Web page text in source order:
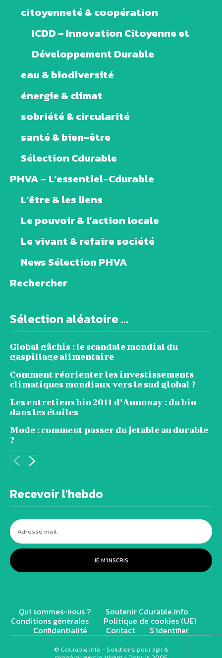
citoyenneté & coopération
ICDD – Innovation Citoyenne et
Développement Durable
eau & biodiversité
énergie & climat
sobriété & circularité
santé & bien-être
Sélection Cdurable
PHVA – L’essentiel-Cdurable
L’être & les liens
Le pouvoir & l’action locale
Le vivant & refaire société
News Sélection PHVA
Rechercher
Sélection aléatoire ...
Global gâchis : le scandale mondial du
gaspillage alimentaire
Comment réorienter les investissements
climatiques mondiaux vers le sud global ?
Les entretiens bio 2011 d’Annonay : du bio
dans les étoiles
Mode : comment passer du jetable au durable
?
Recevoir l'hebdo
JE M'INSCRIS
Qui sommes-nous ? Soutenir Cdurable.info
Conditions générales Politique de cookies (UE)
Confidentialité Contact S’identifier
© Cdurable.info - Solutions pour agir &